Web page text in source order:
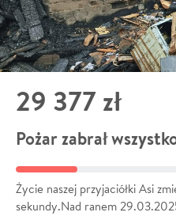
29 377 zł
Pożar zabrał
Życie naszej przyjaciółki Asi
sekundy.Nad ranem